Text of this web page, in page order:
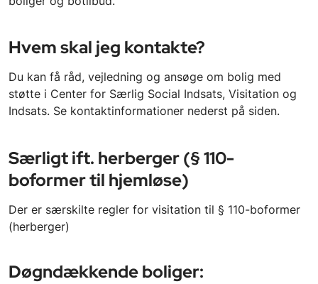
Hvem skal jeg kontakte?
Du kan få råd, vejledning og ansøge om bolig med
støtte i Center for Særlig Social Indsats, Visitation og
Indsats. Se kontaktinformationer nederst på siden.
Særligt ift. herberger (§ 110-
boformer til hjemløse)
Der er særskilte regler for visitation til § 110-boformer
(herberger)
Døgndækkende boliger: